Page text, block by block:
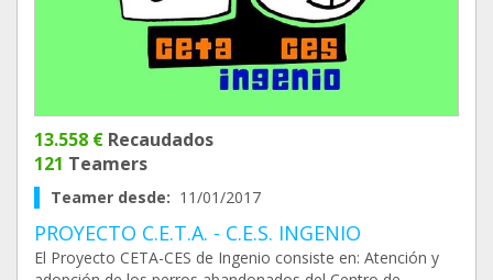
13.558 € Recaudados
121 Teamers
Teamer desde: 11/01/2017
PROYECTO C.E.T.A. - C.E.S. INGENIO
El Proyecto CETA-CES de Ingenio consiste en: Atención y